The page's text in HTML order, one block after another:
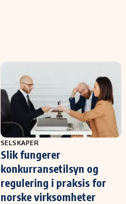
SELSKAPER
Slik fungerer
konkurransetilsyn og
regulering i praksis for
norske virksomheter